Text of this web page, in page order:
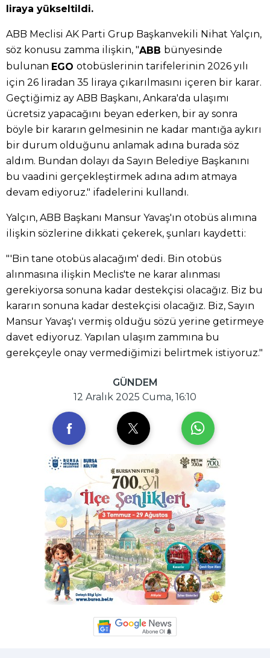
liraya yükseltildi.
ABB Meclisi AK Parti Grup Başkanvekili Nihat Yalçın,
söz konusu zamma ilişkin, "ABB bünyesinde
bulunan EGO otobüslerinin tarifelerinin 2026 yılı
için 26 liradan 35 liraya çıkarılmasını içeren bir karar.
Geçtiğimiz ay ABB Başkanı, Ankara'da ulaşımı
ücretsiz yapacağını beyan ederken, bir ay sonra
böyle bir kararın gelmesinin ne kadar mantığa aykırı
bir durum olduğunu anlamak adına burada söz
aldım. Bundan dolayı da Sayın Belediye Başkanını
bu vaadini gerçekleştirmek adına adım atmaya
devam ediyoruz." ifadelerini kullandı.
Yalçın, ABB Başkanı Mansur Yavaş'ın otobüs alımına
ilişkin sözlerine dikkati çekerek, şunları kaydetti:
"'Bin tane otobüs alacağım' dedi. Bin otobüs
alınmasına ilişkin Meclis'te ne karar alınması
gerekiyorsa sonuna kadar destekçisi olacağız. Biz bu
kararın sonuna kadar destekçisi olacağız. Biz, Sayın
Mansur Yavaş'ı vermiş olduğu sözü yerine getirmeye
davet ediyoruz. Yapılan ulaşım zammına bu
gerekçeyle onay vermediğimizi belirtmek istiyoruz."
GÜNDEM
12 Aralık 2025 Cuma, 16:10